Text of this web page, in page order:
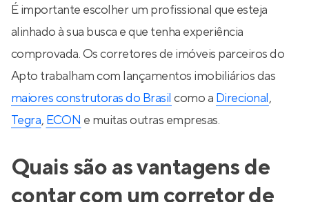
É importante escolher um profissional que esteja
alinhado à sua busca e que tenha experiência
comprovada. Os corretores de imóveis parceiros do
Apto trabalham com lançamentos imobiliários das
maiores construtoras do Brasil como a Direcional,
Tegra, ECON e muitas outras empresas.
Quais são as vantagens de
contar com um corretor de